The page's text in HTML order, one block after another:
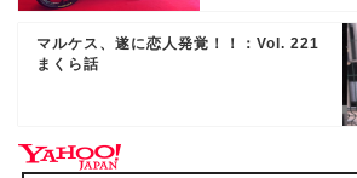
マルケス、遂に恋人発覚！！：Vol. 221
まくら話